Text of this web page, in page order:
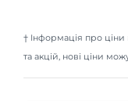
† Інформація про
та акцій, нові ціни